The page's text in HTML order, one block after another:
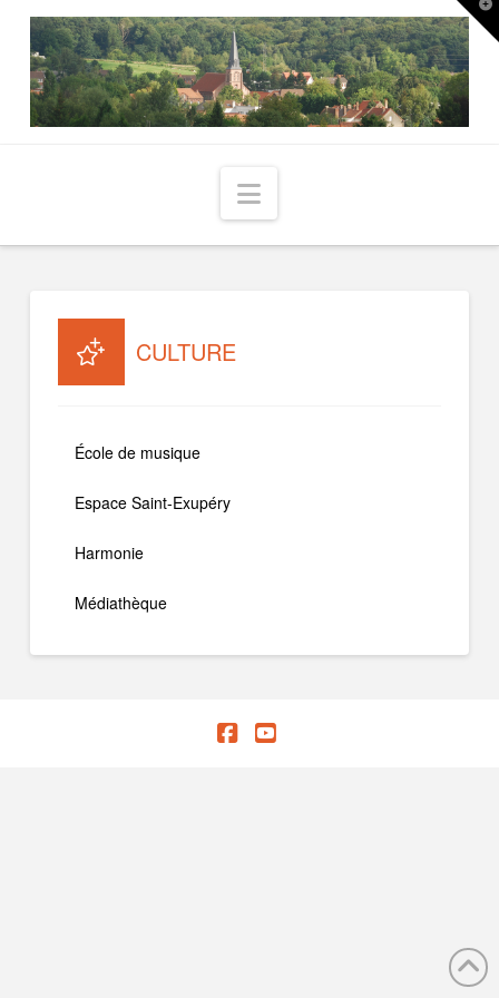
Navigation
CULTURE
École de musique
Espace Saint-Exupéry
Harmonie
Médiathèque